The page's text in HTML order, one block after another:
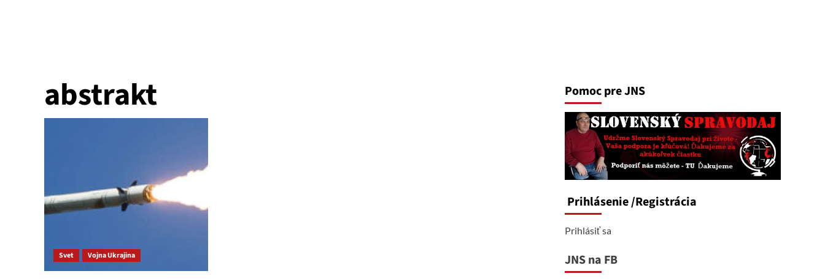
abstrakt
Svet Vojna Ukrajina
Pomoc pre JNS
Prihlásenie/Registrácia
Prihlásiť sa
JNS na FB